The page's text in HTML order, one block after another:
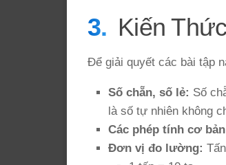
Kiến
Để giải quyết các bài tập
Số chẵn, số lẻ: Số
là số tự nhiên không
Các phép tính cơ
Đơn vị đo lường: